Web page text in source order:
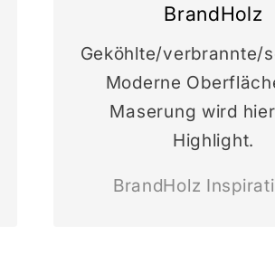
BrandHolz
Geköhlte/verbrannte/
Moderne
Maserung wird
Highlight.
BrandHolz